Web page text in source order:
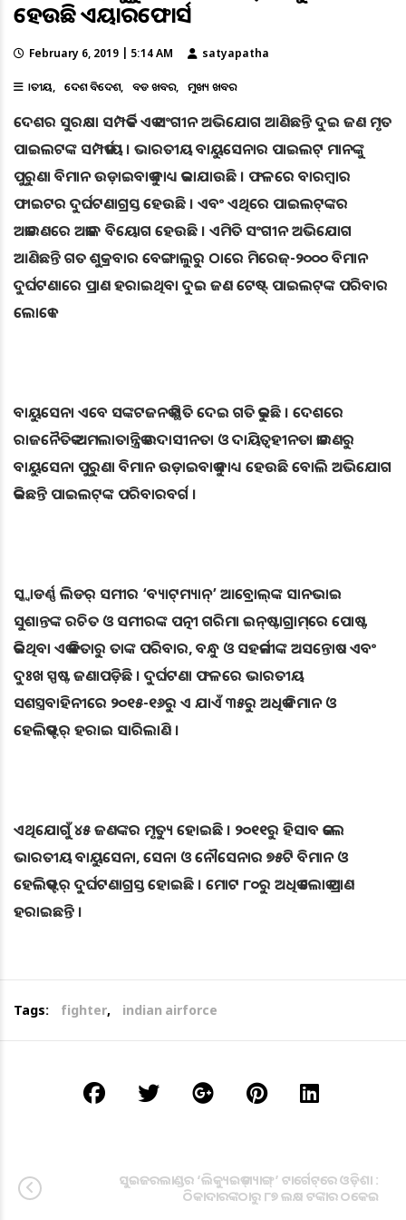
ହେଉଛି ଏୟାରଫୋର୍ସ
February 6, 2019 | 5:14 AM satyapatha
ଜାତୀୟ ଦେଶ ବିଦେଶ ବଡ ଖବର ମୁଖ୍ୟ ଖବର
ଦେଶର ସୁରକ୍ଷା ସମ୍ପର୍କିତ ଏକ ସଂଗୀନ ଅଭିଯୋଗ ଆଣିଛନ୍ତି ଦୁଇ ଜଣ ମୃତ
ପାଇଲଟଙ୍କ ସମ୍ପର୍କୀୟ । ଭାରତୀୟ ବାୟୁସେନାର ପାଇଲଟ୍‌ ମାନଙ୍କୁ
ପୁରୁଣା ବିମାନ ଉଡ଼ାଇବାକୁ ବାଧ୍ୟ କରାଯାଉଛି । ଫଳରେ ବାରମ୍ବାର
ଫାଇଟର ଦୁର୍ଘଟଣାଗ୍ରସ୍ତ ହେଉଛି । ଏବଂ ଏଥିରେ ପାଇଲଟ୍‌ଙ୍କର
ଅକାରଣରେ ଅକାଳ ବିୟୋଗ ହେଉଛି । ଏମିତି ସଂଗୀନ ଅଭିଯୋଗ
ଆଣିଛନ୍ତି ଗତ ଶୁକ୍ରବାର ବେଙ୍ଗାଲୁରୁ ଠାରେ ମିରେଜ୍‌-୨୦୦୦ ବିମାନ
ଦୁର୍ଘଟଣାରେ ପ୍ରାଣ ହରାଇଥିବା ଦୁଇ ଜଣ ଟେଷ୍ଟ୍‌ ପାଇଲଟ୍‌ଙ୍କ ପରିବାର
ଲୋକେ ।
ବାୟୁସେନା ଏବେ ସଙ୍କଟଜନକ ସ୍ଥିତି ଦେଇ ଗତି କରୁଛି । ଦେଶରେ
ରାଜନୈତିକ-ଅମଲାତାନ୍ତ୍ରିକ ଉଦାସୀନତା ଓ ଦାୟିତ୍ୱହୀନତା କାରଣରୁ
ବାୟୁସେନା ପୁରୁଣା ବିମାନ ଉଡ଼ାଇବାକୁ ବାଧ୍ୟ ହେଉଛି ବୋଲି ଅଭିଯୋଗ
କରିଛନ୍ତି ପାଇଲଟ୍‌ଙ୍କ ପରିବାରବର୍ଗ ।
ସ୍କ୍ଵାଡର୍ଣ୍ଣ ଲିଡର୍‌ ସମୀର ‘ବ୍ୟାଟ୍‌ମ୍ୟାନ୍‌’ ଆବ୍ରୋଲ୍‌ଙ୍କ ସାନଭାଇ
ସୁଶାନ୍ତଙ୍କ ରଚିତ ଓ ସମୀରଙ୍କ ପତ୍ନୀ ଗରିମା ଇନ୍‌ଷ୍ଟାଗ୍ରାମ୍‌ରେ ପୋଷ୍ଟ
କରିଥିବା ଏକ କବିତାରୁ ତାଙ୍କ ପରିବାର, ବନ୍ଧୁ ଓ ସହକର୍ମୀଙ୍କ ଅସନ୍ତୋଷ ଏବଂ
ଦୁଃଖ ସ୍ପଷ୍ଟ ଜଣାପଡ଼ିଛି । ଦୁର୍ଘଟଣା ଫଳରେ ଭାରତୀୟ
ସଶସ୍ତ୍ରବାହିନୀରେ ୨୦୧୫-୧୬ରୁ ଏ ଯାଏଁ ୩୫ରୁ ଅଧିକ ବିମାନ ଓ
ହେଲିକପ୍ଟର୍‌ ହରାଇ ସାରିଲାଣି ।
ଏଥିଯୋଗୁଁ ୪୫ ଜଣଙ୍କର ମୃତ୍ୟୁ ହୋଇଛି । ୨୦୧୧ରୁ ହିସାବ କଲେ
ଭାରତୀୟ ବାୟୁସେନା, ସେନା ଓ ନୌସେନାର ୭୫ଟି ବିମାନ ଓ
ହେଲିକପ୍ଟର୍‌ ଦୁର୍ଘଟଣାଗ୍ରସ୍ତ ହୋଇଛି । ମୋଟ ୮୦ରୁ ଅଧିକ ଲୋକ ପ୍ରାଣ
ହରାଇଛନ୍ତି ।
Tags: fighter, indian airforce
ସୁଇଜରଲାଣ୍ଡର ‘ଲିକ୍ୟୁଇଡ୍‌ ଗ୍ୟାଙ୍ଗ୍‌’ ଟାର୍ଗେଟ୍‌ରେ ଓଡ଼ିଶା :
ଠିକାଦାରଙ୍କଠାରୁ ୮୭ ଲକ୍ଷ ଟଙ୍କାର ଠକେଇ